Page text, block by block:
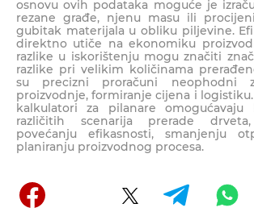
osnovu ovih podataka moguće je
rezane građe, njenu masu ili
gubitak materijala u obliku piljevine.
direktno utiče na ekonomiku
razlike u iskorištenju mogu značiti
razlike pri velikim količinama
su precizni proračuni neophodni
proizvodnje, formiranje cijena i
kalkulatori za pilanare omogućavaju
različitih scenarija prerade
povećanju efikasnosti, smanjenju
planiranju proizvodnog procesa.